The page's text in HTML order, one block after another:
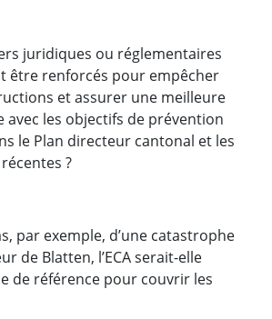
juridiques ou réglementaires
être renforcés pour empêcher
et assurer une meilleure
avec les objectifs de prévention
le Plan directeur cantonal et les
?
par exemple, d’une catastrophe
de Blatten, l’ECA serait-elle
de référence pour couvrir les